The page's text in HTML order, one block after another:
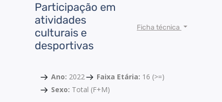
Participação em
atividades
culturais e
desportivas
Ficha técnica
Ano: 2022 Faixa Etária: 16 (>=)
Sexo: Total (F+M)